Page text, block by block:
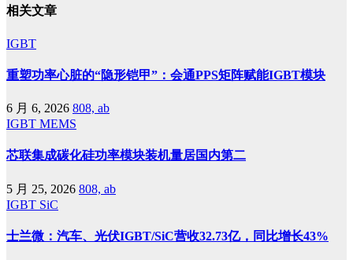
相关文章
IGBT
重塑功率心脏的“隐形铠甲”：会通PPS矩阵赋能IGBT模块
6 月 6, 2026 808, ab
IGBT MEMS
芯联集成碳化硅功率模块装机量居国内第二
5 月 25, 2026 808, ab
IGBT SiC
士兰微：汽车、光伏IGBT/SiC营收32.73亿，同比增长43%